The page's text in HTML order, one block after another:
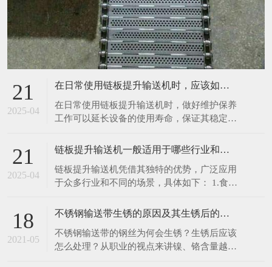
21
2025-04
在日常使用链板提升输送机时，应该如何进行维护保养呢
在日常使用链板提升输送机时，做好维护保养
工作可以延长设备的使用寿命，保证其稳定、
1.清洁设备：每次使用前后，都应清理输送机
表面及链板上残留的物料、灰尘和杂物。可以
使用干净的抹布擦拭设备表面，对于顽固污
渍，可使用中性清洁剂进行清洗，然后用清水
21
2025-04
链板提升输送机一般适用于哪些行业和场景呢
链板提升输送机凭借其独特的优势，广泛应用
于众多行业和不同的场景，具体如下： 1.食品
干、糖果等烘焙食品的生产，链板提升输送机
装工位，由于其能采用符合食品卫生标准的不
锈钢材质链板，可有效避免食品受到污染。在
18
2021-05
不锈钢输送带生锈的原因及其生锈后的处理办法
不锈钢输送带的钢丝为何会生锈？生锈后应该
怎么处理？从职业的视点来讲镍、铬含量越